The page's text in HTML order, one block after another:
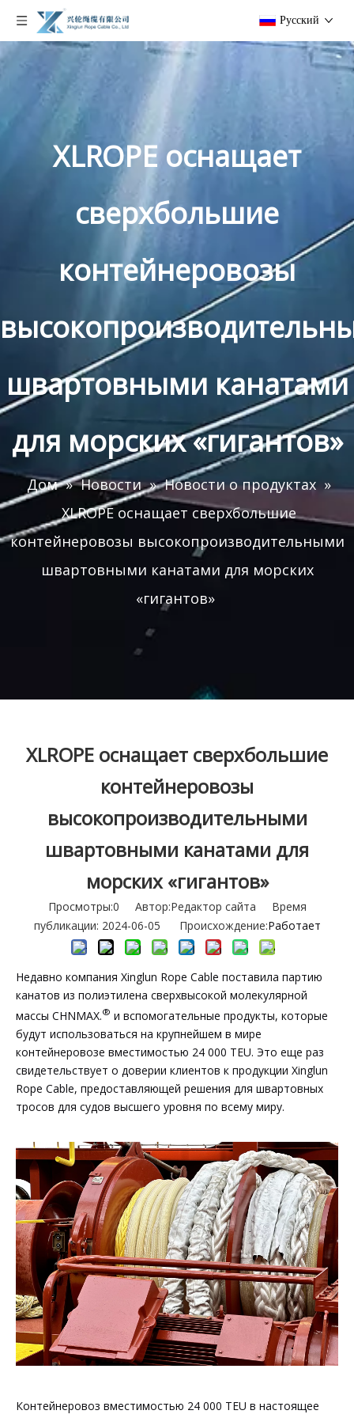
Pусский
XLROPE оснащает
сверхбольшие
контейнеровозы
швартовными канатами
для морских «гигантов»
Дом » Новости » Новости о продуктах »
XLROPE оснащает сверхбольшие
контейнеровозы высокопроизводительными
швартовными канатами для морских
«гигантов»
XLROPE оснащает сверхбольшие
контейнеровозы
высокопроизводительными
швартовными канатами для
морских «гигантов»
Просмотры:0 Автор:Pедактор сайта Время
публикации: 2024-06-05 Происхождение:Работает
Недавно компания Xinglun Rope Cable поставила партию
канатов из полиэтилена сверхвысокой молекулярной
массы CHNMAX.® и вспомогательные продукты, которые
будут использоваться на крупнейшем в мире
контейнеровозе вместимостью 24 000 TEU. Это еще раз
свидетельствует о доверии клиентов к продукции Xinglun
Rope Cable, предоставляющей решения для швартовных
тросов для судов высшего уровня по всему миру.
Контейнеровоз вместимостью 24 000 TEU в настоящее